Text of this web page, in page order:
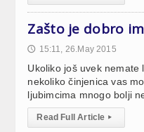
Zašto je dobro
🕔 15:11, 26.May 2015
Ukoliko još uvek nemate
nekoliko činjenica vas
ljubimcima mnogo bolji
Read Full Article ▸